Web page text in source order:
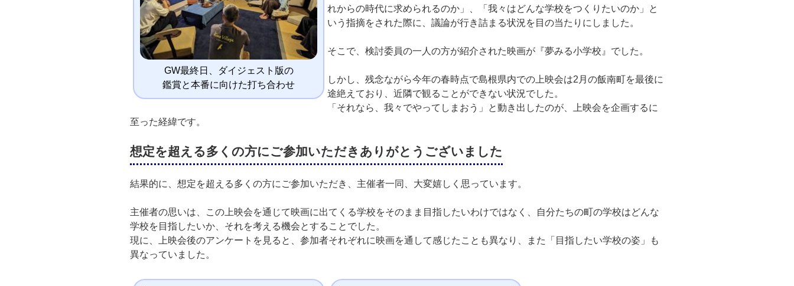
GW最終日、ダイジェスト版の
鑑賞と本番に向けた打ち合わせ
れからの時代に求められるのか」、「我々はどんな学校をつくりたいのか」と
いう指摘をされた際に、議論が行き詰まる状況を目の当たりにしました。
そこで、検討委員の一人の方が紹介された映画が『夢みる小学校』でした。
しかし、残念ながら今年の春時点で島根県内での上映会は2月の飯南町を最後に
途絶えており、近隣で観ることができない状況でした。
「それなら、我々でやってしまおう」と動き出したのが、上映会を企画するに
至った経緯です。
想定を超える多くの方にご参加いただきありがとうございました
結果的に、想定を超える多くの方にご参加いただき、主催者一同、大変嬉しく思っています。
主催者の思いは、この上映会を通じて映画に出てくる学校をそのまま目指したいわけではなく、自分たちの町の学校はどんな
学校を目指したいか、それを考える機会とすることでした。
現に、上映会後のアンケートを見ると、参加者それぞれに映画を通して感じたことも異なり、また「目指したい学校の姿」も
異なっていました。